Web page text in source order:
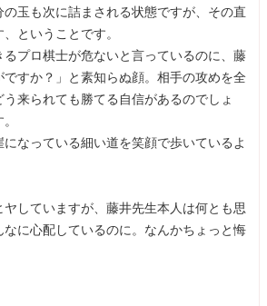
玉も次に詰まされる状態ですが、その直
ということです。
プロ棋士が危ないと言っているのに、藤
すか？」と素知らぬ顔。相手の攻めを全
来られても勝てる自信があるのでしょ
なっている細い道を笑顔で歩いているよ
していますが、藤井先生本人は何とも思
なに心配しているのに。なんかちょっと悔